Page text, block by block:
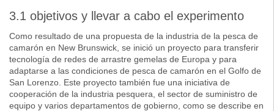
3.1 objetivos y llevar a cabo el experimento
Como resultado de una propuesta de la industria de la pesca de
camarón en New Brunswick, se inició un proyecto para transferir
tecnología de redes de arrastre gemelas de Europa y para
adaptarse a las condiciones de pesca de camarón en el Golfo de
San Lorenzo. Este proyecto también fue una iniciativa de
cooperación de la industria pesquera, el sector de suministro de
equipo y varios departamentos de gobierno, como se describe en